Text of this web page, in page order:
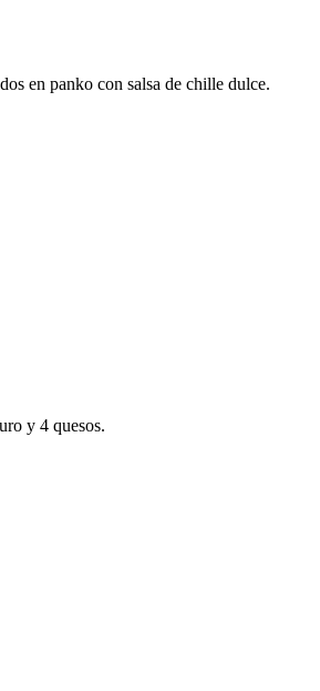
en panko con salsa de chille dulce.
y 4 quesos.